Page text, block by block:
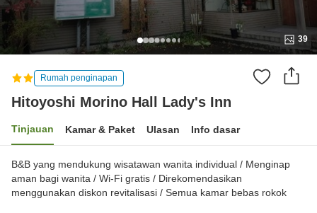
39
Rumah penginapan
Hitoyoshi Morino Hall Lady's Inn
Tinjauan Kamar & Paket Ulasan Info dasar
B&B yang mendukung wisatawan wanita individual / Menginap
aman bagi wanita / Wi-Fi gratis / Direkomendasikan
menggunakan diskon revitalisasi / Semua kamar bebas rokok